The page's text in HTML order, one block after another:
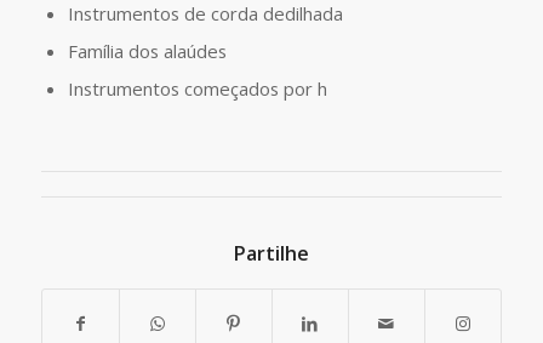
Instrumentos de corda dedilhada
Família dos alaúdes
Instrumentos começados por h
Partilhe